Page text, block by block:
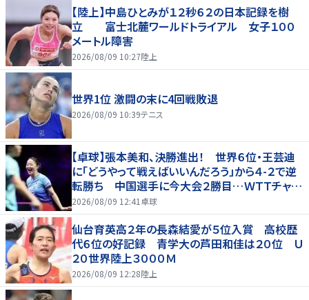
【陸上】中島ひとみが１２秒６２の日本記録を樹
立 富士北麓ワールドトライアル 女子１００
メートル障害
2026/08/09 10:27陸上
世界1位 激闘の末に4回戦敗退
2026/08/09 10:39テニス
【卓球】張本美和、決勝進出！ 世界６位・王芸迪
に「どうやって戦えばいいんだろう」から４-２で逆
転勝ち 中国選手に今大会２勝目…ＷＴＴチャン
ピオンズ横浜
2026/08/09 12:41 卓球
仙台育英高２年の長森結愛が５位入賞 高校歴
代６位の好記録 青学大の芦田和佳は２０位 Ｕ
２０世界陸上３０００Ｍ
2026/08/09 12:28陸上